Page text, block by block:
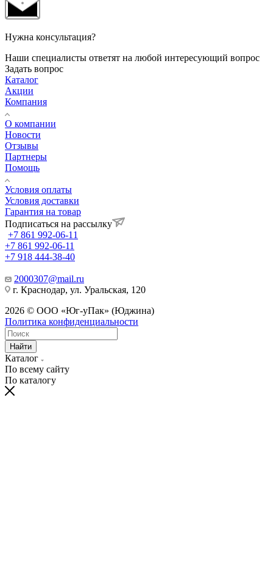
Нужна консультация?
Наши специалисты ответят на любой интересующий вопрос
Задать вопрос
Каталог
Акции
Компания
О компании
Новости
Отзывы
Партнеры
Помощь
Условия оплаты
Условия доставки
Гарантия на товар
Подписаться на рассылку
+7 861 992-06-11
+7 861 992-06-11
+7 918 444-38-40
2000307@mail.ru
г. Краснодар, ул. Уральская, 120
2026 © ООО «Юг-уПак» (Юджина)
Политика конфиденциальности
Найти
Каталог
По всему сайту
По каталогу